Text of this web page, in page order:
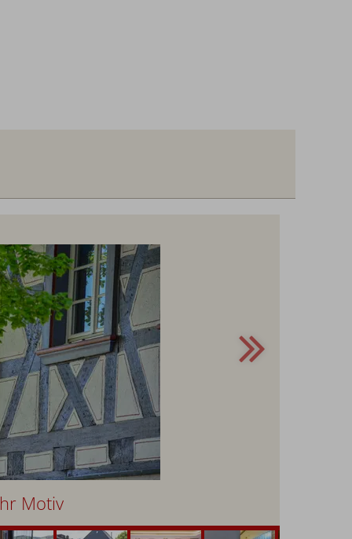
Motiv